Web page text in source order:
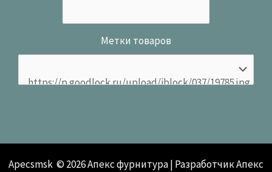
Метки товаров
Apecsmsk © 2026 Апекс фурнитура | Разработчик Апекс